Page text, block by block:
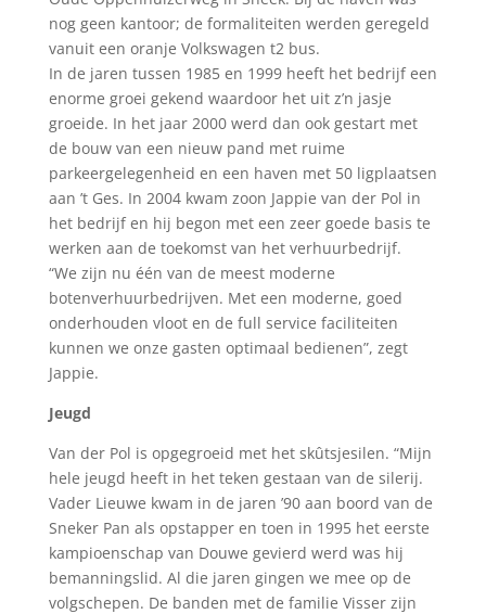
nog geen kantoor; de formaliteiten werden geregeld
vanuit een oranje Volkswagen t2 bus.
In de jaren tussen 1985 en 1999 heeft het bedrijf een
enorme groei gekend waardoor het uit z’n jasje
groeide. In het jaar 2000 werd dan ook gestart met
de bouw van een nieuw pand met ruime
parkeergelegenheid en een haven met 50 ligplaatsen
aan ’t Ges. In 2004 kwam zoon Jappie van der Pol in
het bedrijf en hij begon met een zeer goede basis te
werken aan de toekomst van het verhuurbedrijf.
“We zijn nu één van de meest moderne
botenverhuurbedrijven. Met een moderne, goed
onderhouden vloot en de full service faciliteiten
kunnen we onze gasten optimaal bedienen”, zegt
Jappie.
Jeugd
Van der Pol is opgegroeid met het skûtsjesilen. “Mijn
hele jeugd heeft in het teken gestaan van de silerij.
Vader Lieuwe kwam in de jaren ’90 aan boord van de
Sneker Pan als opstapper en toen in 1995 het eerste
kampioenschap van Douwe gevierd werd was hij
bemanningslid. Al die jaren gingen we mee op de
volgschepen. De banden met de familie Visser zijn